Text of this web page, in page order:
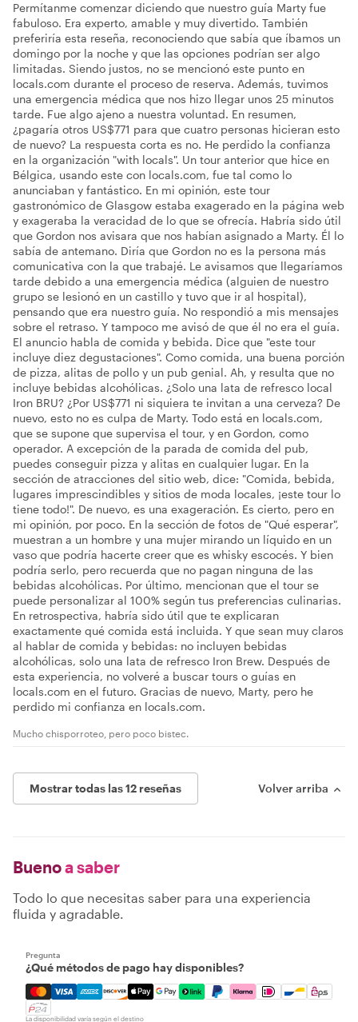
Permítanme comenzar diciendo que nuestro guía Marty fue
fabuloso. Era experto, amable y muy divertido. También
preferiría esta reseña, reconociendo que sabía que íbamos un
domingo por la noche y que las opciones podrían ser algo
limitadas. Siendo justos, no se mencionó este punto en
locals.com durante el proceso de reserva. Además, tuvimos
una emergencia médica que nos hizo llegar unos 25 minutos
tarde. Fue algo ajeno a nuestra voluntad. En resumen,
¿pagaría otros US$771 para que cuatro personas hicieran esto
de nuevo? La respuesta corta es no. He perdido la confianza
en la organización "with locals". Un tour anterior que hice en
Bélgica, usando este con locals.com, fue tal como lo
anunciaban y fantástico. En mi opinión, este tour
gastronómico de Glasgow estaba exagerado en la página web
y exageraba la veracidad de lo que se ofrecía. Habría sido útil
que Gordon nos avisara que nos habían asignado a Marty. Él lo
sabía de antemano. Diría que Gordon no es la persona más
comunicativa con la que trabajé. Le avisamos que llegaríamos
tarde debido a una emergencia médica (alguien de nuestro
grupo se lesionó en un castillo y tuvo que ir al hospital),
pensando que era nuestro guía. No respondió a mis mensajes
sobre el retraso. Y tampoco me avisó de que él no era el guía.
El anuncio habla de comida y bebida. Dice que "este tour
incluye diez degustaciones". Como comida, una buena porción
de pizza, alitas de pollo y un pub genial. Ah, y resulta que no
incluye bebidas alcohólicas. ¿Solo una lata de refresco local
Iron BRU? ¿Por US$771 ni siquiera te invitan a una cerveza? De
nuevo, esto no es culpa de Marty. Todo está en locals.com,
que se supone que supervisa el tour, y en Gordon, como
operador. A excepción de la parada de comida del pub,
puedes conseguir pizza y alitas en cualquier lugar. En la
sección de atracciones del sitio web, dice: "Comida, bebida,
lugares imprescindibles y sitios de moda locales, ¡este tour lo
tiene todo!". De nuevo, es una exageración. Es cierto, pero en
mi opinión, por poco. En la sección de fotos de "Qué esperar",
muestran a un hombre y una mujer mirando un líquido en un
vaso que podría hacerte creer que es whisky escocés. Y bien
podría serlo, pero recuerda que no pagan ninguna de las
bebidas alcohólicas. Por último, mencionan que el tour se
puede personalizar al 100% según tus preferencias culinarias.
En retrospectiva, habría sido útil que te explicaran
exactamente qué comida está incluida. Y que sean muy claros
al hablar de comida y bebidas: no incluyen bebidas
alcohólicas, solo una lata de refresco Iron Brew. Después de
esta experiencia, no volveré a buscar tours o guías en
locals.com en el futuro. Gracias de nuevo, Marty, pero he
perdido mi confianza en locals.com.
Mucho chisporroteo, pero poco bistec.
Mostrar todas las 12 reseñas Volver arriba
Buenoa saber
Todo lo que necesitas saber para una experiencia
fluida y agradable.
Pregunta
¿Qué métodos de pago hay disponibles?
Mastercard, Visa, Amex, Discover, Apple Pay, Google
La disponibilidad varía según el destino